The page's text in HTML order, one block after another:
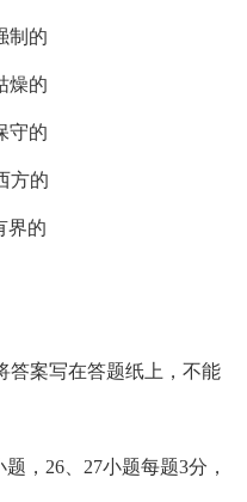
制的
燥的
守的
方的
的
案写在答题纸上，不能
26、27小题每题3分，